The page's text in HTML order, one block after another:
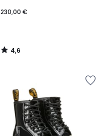
230,00 €
4,6
/